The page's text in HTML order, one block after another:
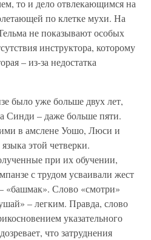
то и дело отвлекающимся на
по клетке мухи. На
не показывают особых
инструктора, которому
– из-за недостатка
было уже больше двух лет,
а Синди – даже больше пяти.
в амслене Уошо, Люси и
этой четверки.
при их обучении,
с трудом усваивали жест
«башмак». Слово «смотри»
– легким. Правда, слово
указательного
что затруднения